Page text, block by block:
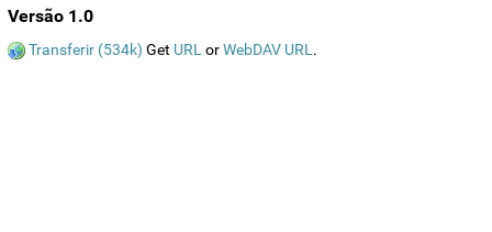
Versão 1.0
Transferir (534k) Get URL orWebDAV URL .